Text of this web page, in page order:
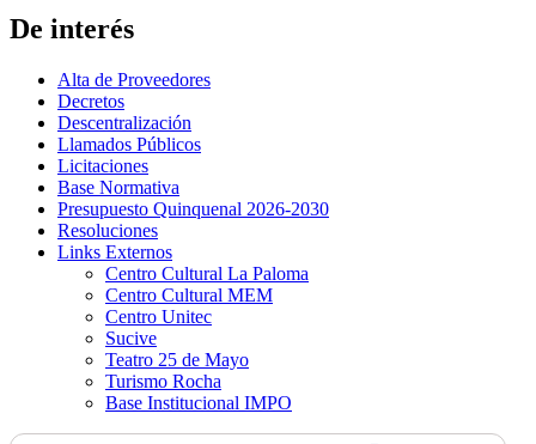
De interés
Alta de Proveedores
Decretos
Descentralización
Llamados Públicos
Licitaciones
Base Normativa
Presupuesto Quinquenal 2026-2030
Resoluciones
Links Externos
Centro Cultural La Paloma
Centro Cultural MEM
Centro Unitec
Sucive
Teatro 25 de Mayo
Turismo Rocha
Base Institucional IMPO